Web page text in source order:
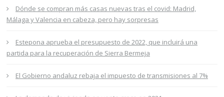
Dónde se compran más casas nuevas tras el covid: Madrid,
Málaga y Valencia en cabeza, pero hay sorpresas
Estepona aprueba el presupuesto de 2022, que incluirá una
partida para la recuperación de Sierra Bermeja
El Gobierno andaluz rebaja el impuesto de transmisiones al 7%